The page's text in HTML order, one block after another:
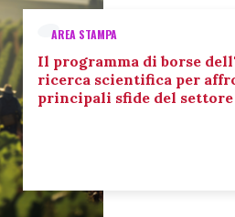
AREA STAMPA
Il programma di borse
ricerca scientifica per
principali sfide del settore